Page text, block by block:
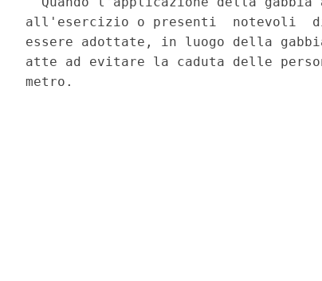
all'esercizio o presenti  notevoli
essere adottate, in luogo della
atte ad evitare la caduta delle